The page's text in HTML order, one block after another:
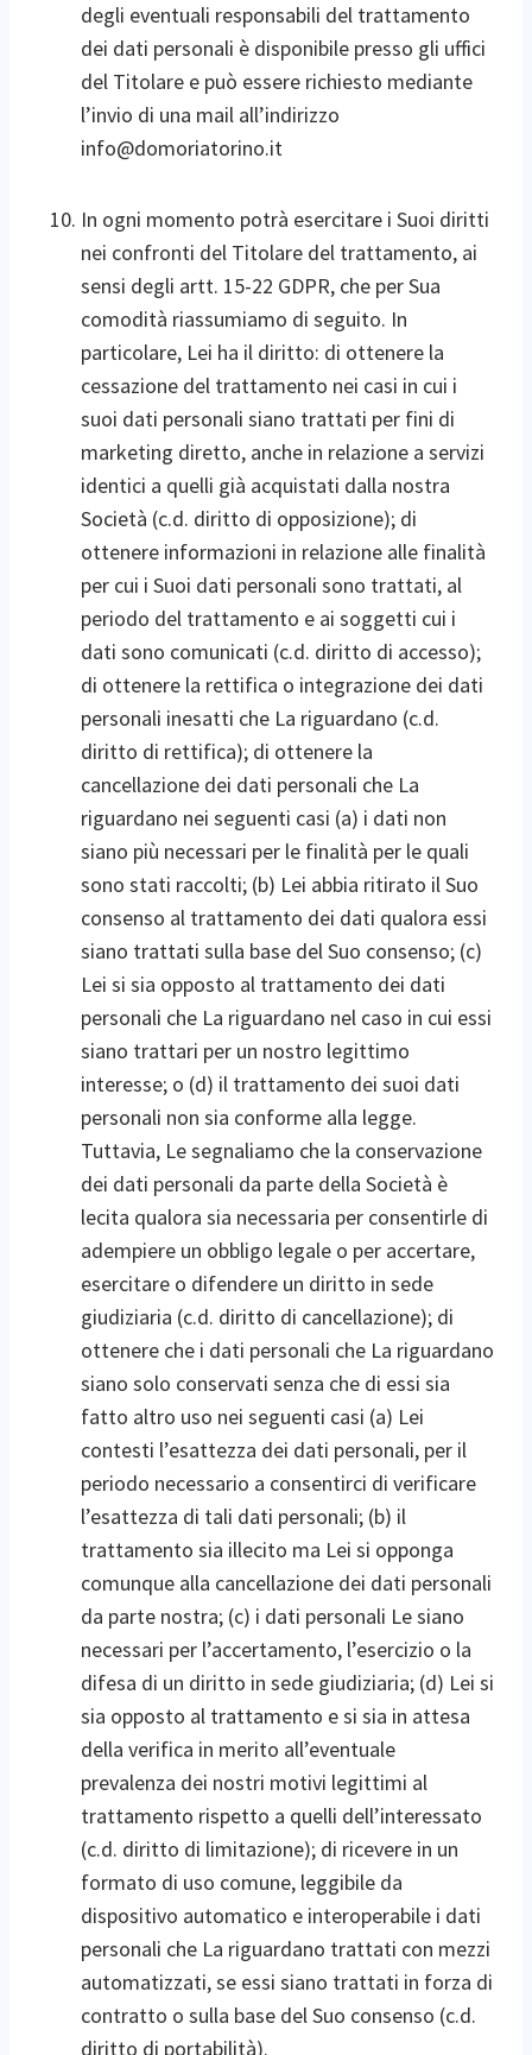
degli eventuali responsabili del trattamento
dei dati personali è disponibile presso gli uffici
del Titolare e può essere richiesto mediante
l’invio di una mail all’indirizzo
info@domoriatorino.it
In ogni momento potrà esercitare i Suoi diritti
nei confronti del Titolare del trattamento, ai
sensi degli artt. 15-22 GDPR, che per Sua
comodità riassumiamo di seguito. In
particolare, Lei ha il diritto: di ottenere la
cessazione del trattamento nei casi in cui i
suoi dati personali siano trattati per fini di
marketing diretto, anche in relazione a servizi
identici a quelli già acquistati dalla nostra
Società (c.d. diritto di opposizione); di
ottenere informazioni in relazione alle finalità
per cui i Suoi dati personali sono trattati, al
periodo del trattamento e ai soggetti cui i
dati sono comunicati (c.d. diritto di accesso);
di ottenere la rettifica o integrazione dei dati
personali inesatti che La riguardano (c.d.
diritto di rettifica); di ottenere la
cancellazione dei dati personali che La
riguardano nei seguenti casi (a) i dati non
siano più necessari per le finalità per le quali
sono stati raccolti; (b) Lei abbia ritirato il Suo
consenso al trattamento dei dati qualora essi
siano trattati sulla base del Suo consenso; (c)
Lei si sia opposto al trattamento dei dati
personali che La riguardano nel caso in cui essi
siano trattari per un nostro legittimo
interesse; o (d) il trattamento dei suoi dati
personali non sia conforme alla legge.
Tuttavia, Le segnaliamo che la conservazione
dei dati personali da parte della Società è
lecita qualora sia necessaria per consentirle di
adempiere un obbligo legale o per accertare,
esercitare o difendere un diritto in sede
giudiziaria (c.d. diritto di cancellazione); di
ottenere che i dati personali che La riguardano
siano solo conservati senza che di essi sia
fatto altro uso nei seguenti casi (a) Lei
contesti l’esattezza dei dati personali, per il
periodo necessario a consentirci di verificare
l’esattezza di tali dati personali; (b) il
trattamento sia illecito ma Lei si opponga
comunque alla cancellazione dei dati personali
da parte nostra; (c) i dati personali Le siano
necessari per l’accertamento, l’esercizio o la
difesa di un diritto in sede giudiziaria; (d) Lei si
sia opposto al trattamento e si sia in attesa
della verifica in merito all’eventuale
prevalenza dei nostri motivi legittimi al
trattamento rispetto a quelli dell’interessato
(c.d. diritto di limitazione); di ricevere in un
formato di uso comune, leggibile da
dispositivo automatico e interoperabile i dati
personali che La riguardano trattati con mezzi
automatizzati, se essi siano trattati in forza di
contratto o sulla base del Suo consenso (c.d.
diritto di portabilità).